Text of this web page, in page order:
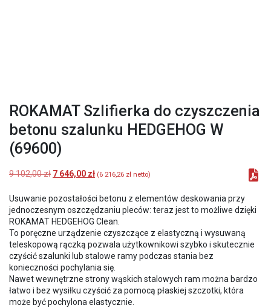
ROKAMAT Szlifierka do czyszczenia
betonu szalunku HEDGEHOG W
(69600)
9 102,00zł Pierwotna
wynosiła:
9
102,00 zł.
7 646,00 złAktualna
wynosi:
7
646,00 zł.
(6 216,26 zł netto)
Usuwanie pozostałości betonu z elementów deskowania przy
jednoczesnym oszczędzaniu pleców: teraz jest to możliwe dzięki
ROKAMAT HEDGEHOG Clean.
To poręczne urządzenie czyszczące z elastyczną i wysuwaną
teleskopową rączką pozwala użytkownikowi szybko i skutecznie
czyścić szalunki lub stalowe ramy podczas stania bez
konieczności pochylania się.
Nawet wewnętrzne strony wąskich stalowych ram można bardzo
łatwo i bez wysiłku czyścić za pomocą płaskiej szczotki, która
może być pochylona elastycznie.